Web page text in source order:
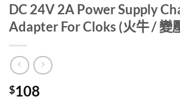
DC 24V 2A Power Supply
Adapter For Cloks (火牛 / 變
$108